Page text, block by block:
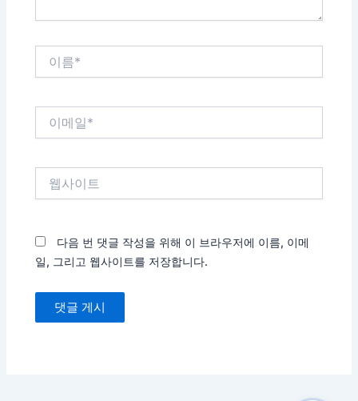
다음 번 댓글 작성을 위해 이 브라우저에 이름, 이메
일, 그리고 웹사이트를 저장합니다.